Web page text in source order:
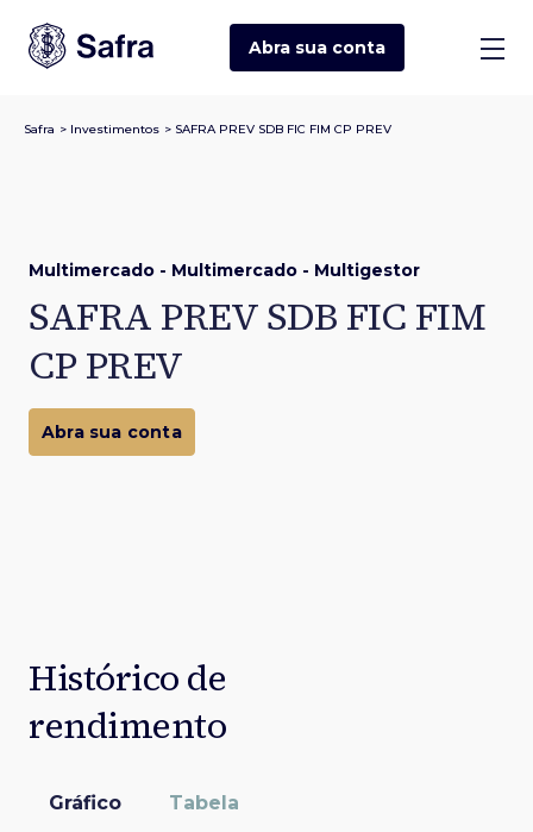
Abra sua conta
Safra > Investimentos > SAFRA PREV SDB FIC FIM CP PREV
Multimercado - Multimercado - Multigestor
SAFRA PREV SDB FIC FIM
CP PREV
Abra sua conta
Histórico de
rendimento
Gráfico Tabela